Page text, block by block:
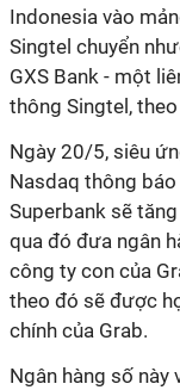
Indonesia vào
Singtel chuyển
GXS Bank - một
thông Singtel, theo
Ngày 20/5, siêu
Nasdaq thông
Superbank sẽ
qua đó đưa ngân
công ty con của
theo đó sẽ được
chính của Grab.
Ngân hàng số này